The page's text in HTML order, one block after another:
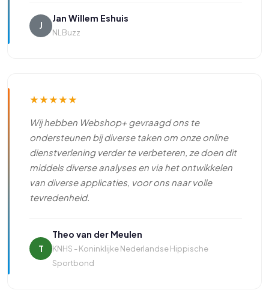
J
Jan Willem Eshuis
NLBuzz
★★★★★
Wij hebben Webshop+ gevraagd ons te
ondersteunen bij diverse taken om onze online
dienstverlening verder te verbeteren, ze doen dit
middels diverse analyses en via het ontwikkelen
van diverse applicaties, voor ons naar volle
tevredenheid.
T
Theo van der Meulen
KNHS - Koninklijke Nederlandse Hippische
Sportbond